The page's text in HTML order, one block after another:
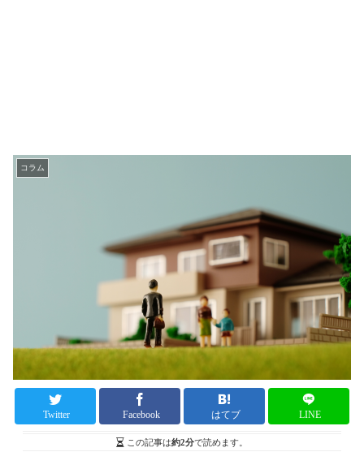
コラム
Twitter Facebook はてブ LINE
この記事は約2分で読めます。